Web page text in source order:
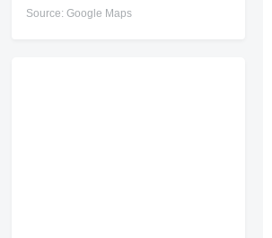
Source: Google Maps